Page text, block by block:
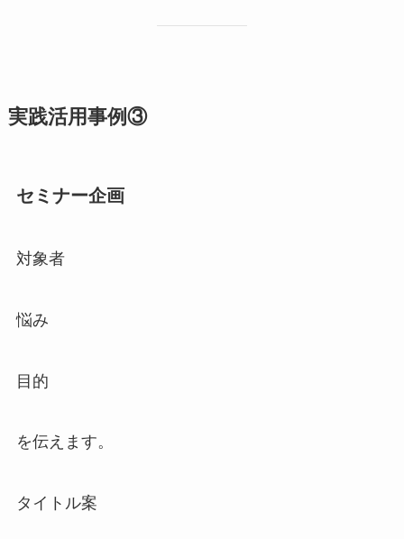
実践活用事例③
セミナー企画
対象者
悩み
目的
を伝えます。
タイトル案